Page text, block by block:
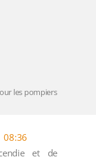
les pompiers
08:36
et de